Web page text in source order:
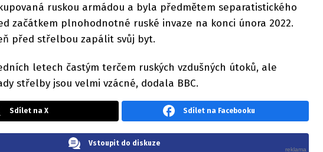
ruskou armádou a byla předmětem separatistického
začátkem plnohodnotné ruské invaze na konci února 2022.
před střelbou zapálit svůj byt.
letech častým terčem ruských vzdušných útoků, ale
střelby jsou velmi vzácné, dodala BBC.
Sdílet na X Sdílet na Facebooku
Vstoupit do diskuze